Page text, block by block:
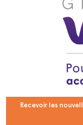
Recevoir les